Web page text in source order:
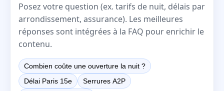
Posez votre question (ex. tarifs de nuit, délais par
arrondissement, assurance). Les meilleures
réponses sont intégrées à la FAQ pour enrichir le
contenu.
Combien coûte une ouverture la nuit ?
Délai Paris 15e
Serrures A2P